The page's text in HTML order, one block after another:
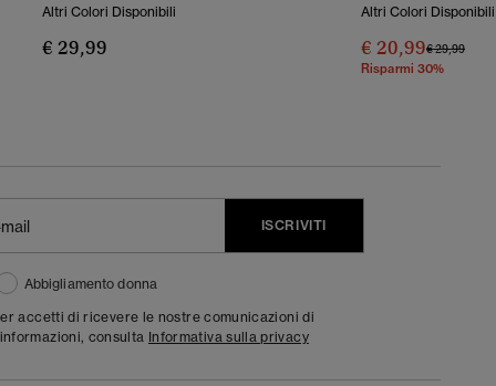
Altri Colori Disponibili
€ 29,99
Altri Colori Disponibili
€ 20,99Prezzo
€ 29,99A
Risparmi 30%
ISCRIVITI
Abbigliamento donna
accetti di ricevere le nostre comunicazioni di
consulta Informativa sulla privacy